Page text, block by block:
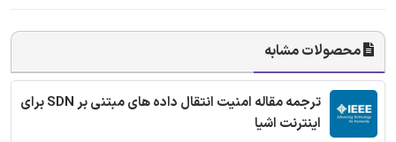
محصولات مشابه
ترجمه مقاله امنیت انتقال داده های مبتنی بر SDN برای
اینترنت اشیا